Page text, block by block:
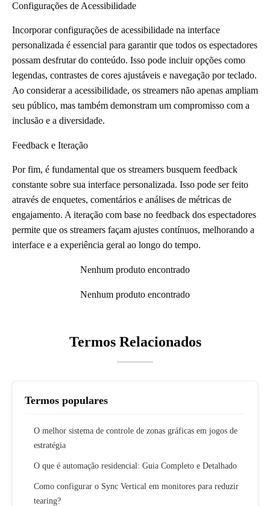
Configurações de Acessibilidade
Incorporar configurações de acessibilidade na interface
personalizada é essencial para garantir que todos os espectadores
possam desfrutar do conteúdo. Isso pode incluir opções como
legendas, contrastes de cores ajustáveis e navegação por teclado.
Ao considerar a acessibilidade, os streamers não apenas ampliam
seu público, mas também demonstram um compromisso com a
inclusão e a diversidade.
Feedback e Iteração
Por fim, é fundamental que os streamers busquem feedback
constante sobre sua interface personalizada. Isso pode ser feito
através de enquetes, comentários e análises de métricas de
engajamento. A iteração com base no feedback dos espectadores
permite que os streamers façam ajustes contínuos, melhorando a
interface e a experiência geral ao longo do tempo.
Nenhum produto encontrado
Nenhum produto encontrado
Termos Relacionados
Termos populares
O melhor sistema de controle de zonas gráficas em jogos de
estratégia
O que é automação residencial: Guia Completo e Detalhado
Como configurar o Sync Vertical em monitores para reduzir
tearing?